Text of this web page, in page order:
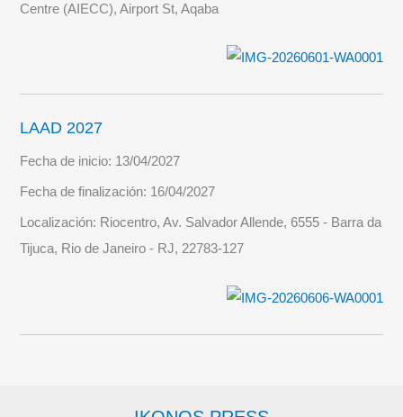
Centre (AIECC), Airport St, Aqaba
LAAD 2027
Fecha de inicio: 13/04/2027
Fecha de finalización: 16/04/2027
Localización: Riocentro, Av. Salvador Allende, 6555 - Barra da
Tijuca, Rio de Janeiro - RJ, 22783-127